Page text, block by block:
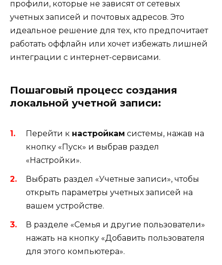
профили, которые не зависят от сетевых
учетных записей и почтовых адресов. Это
идеальное решение для тех, кто предпочитает
работать оффлайн или хочет избежать лишней
интеграции с интернет-сервисами.
Пошаговый процесс создания
локальной учетной записи:
Перейти к настройкам системы, нажав на
кнопку «Пуск» и выбрав раздел
«Настройки».
Выбрать раздел «Учетные записи», чтобы
открыть параметры учетных записей на
вашем устройстве.
В разделе «Семья и другие пользователи»
нажать на кнопку «Добавить пользователя
для этого компьютера».